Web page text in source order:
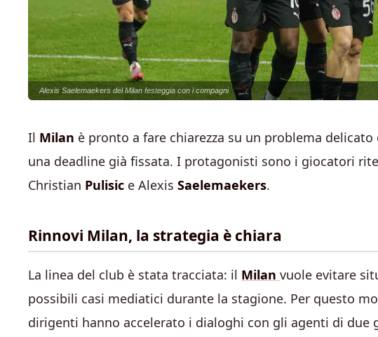
Alexis Saelemaekers del Milan festeggia con i compagni
Il Milan è pronto a fare chiarezza su un problema
una deadline già fissata. I protagonisti sono i giocatori
Christian Pulisic e Alexis Saelemaekers.
Rinnovi Milan, la strategia è chiara
La linea del club è stata tracciata: il Milan vuole evitare
possibili casi mediatici durante la stagione. Per questo
dirigenti hanno accelerato i dialoghi con gli agenti di